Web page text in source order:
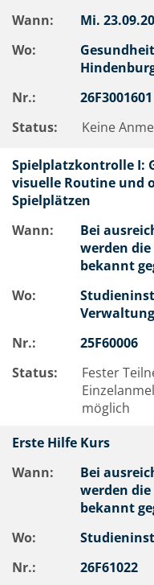
Wann:
Mi.
Wo:
Nr.:
26F3001601
Status:
Keine
Spielplatzkontrolle I:
visuelle Routine und
Spielplätzen
Wann:
Bei
werden
bekannt
Wo:
Nr.:
25F60006
Status:
Fester
möglich
Erste Hilfe Kurs
Wann:
Bei
werden
bekannt
Wo:
Nr.:
26F61022